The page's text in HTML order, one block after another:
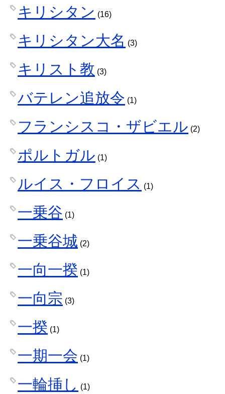
キリシタン (16)
キリシタン大名 (3)
キリスト教 (3)
バテレン追放令 (1)
フランシスコ・ザビエル (2)
ポルトガル (1)
ルイス・フロイス (1)
一乗谷 (1)
一乗谷城 (2)
一向一揆 (1)
一向宗 (3)
一揆 (1)
一期一会 (1)
一輪挿し (1)